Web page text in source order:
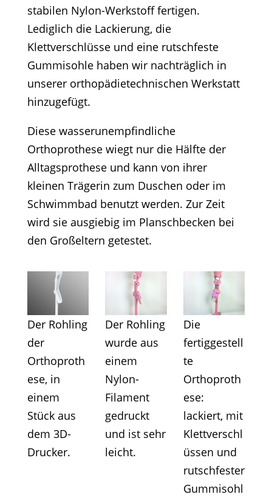
stabilen Nylon-Werkstoff fertigen.
Lediglich die Lackierung, die
Klettverschlüsse und eine rutschfeste
Gummisohle haben wir nachträglich in
unserer orthopädietechnischen Werkstatt
hinzugefügt.
Diese wasserunempfindliche
Orthoprothese wiegt nur die Hälfte der
Alltagsprothese und kann von ihrer
kleinen Trägerin zum Duschen oder im
Schwimmbad benutzt werden. Zur Zeit
wird sie ausgiebig im Planschbecken bei
den Großeltern getestet.
Der Rohling
der
Orthoproth
ese, in
einem
Stück aus
dem 3D-
Drucker.
Der Rohling
wurde aus
einem
Nylon-
Filament
gedruckt
und ist sehr
leicht.
Die
fertiggestell
te
Orthoproth
ese:
lackiert, mit
Klettverschl
üssen und
rutschfester
Gummisohl